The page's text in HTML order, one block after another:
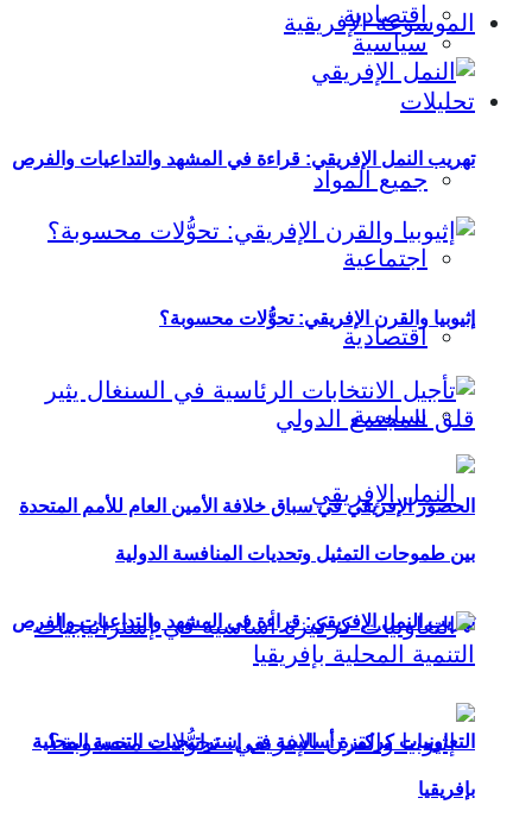
الموسوعة الإفريقية
تحليلات
جميع المواد
اجتماعية
اقتصادية
سياسية
تهريب النمل الإفريقي: قراءة في المشهد والتداعيات والفرص
اقتصادية
سياسية
تهريب النمل الإفريقي: قراءة في المشهد والتداعيات والفرص
إثيوبيا والقرن الإفريقي: تحوُّلات محسوبة؟
الحضور الإفريقي في سباق خلافة الأمين العام للأمم المتحدة
بين طموحات التمثيل وتحديات المنافسة الدولية
التعاونيات كركيزة أساسية في إستراتيجيات التنمية المحلية
بإفريقيا